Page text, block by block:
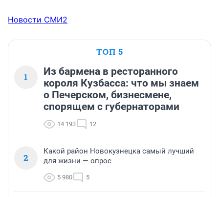
Новости СМИ2
ТОП 5
1
Из бармена в ресторанного
короля Кузбасса: что мы знаем
о Печерском, бизнесмене,
спорящем с губернаторами
14 193 12
2
Какой район Новокузнецка самый лучший
для жизни — опрос
5 980 5